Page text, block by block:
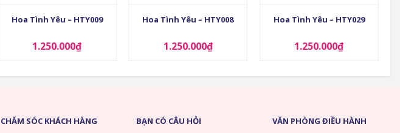
Hoa Tình Yêu – HTY009
1.250.000₫
Hoa Tình Yêu – HTY008
1.250.000₫
Hoa Tình Yêu – HTY029
1.250.000₫
CHĂM SÓC KHÁCH HÀNG
BẠN CÓ CÂU HỎI
VĂN PHÒNG ĐIỀU HÀNH